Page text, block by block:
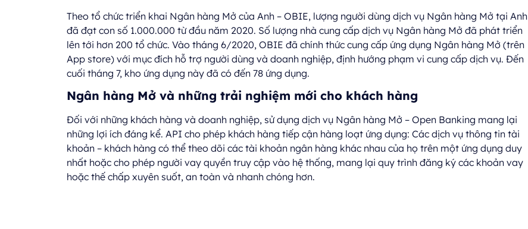
Theo tổ chức triển khai Ngân hàng Mở của Anh – OBIE, lượng người dùng dịch vụ Ngân hàng Mở tại Anh
đã đạt con số 1.000.000 từ đầu năm 2020. Số lượng nhà cung cấp dịch vụ Ngân hàng Mở đã phát triển
lên tới hơn 200 tổ chức. Vào tháng 6/2020, OBIE đã chính thức cung cấp ứng dụng Ngân hàng Mở (trên
App store) với mục đích hỗ trợ người dùng và doanh nghiệp, định hướng phạm vi cung cấp dịch vụ. Đến
cuối tháng 7, kho ứng dụng này đã có đến 78 ứng dụng.
Ngân hàng Mở và những trải nghiệm mới cho khách hàng
Đối với những khách hàng và doanh nghiệp, sử dụng dịch vụ Ngân hàng Mở – Open Banking mang lại
những lợi ích đáng kể. API cho phép khách hàng tiếp cận hàng loạt ứng dụng: Các dịch vụ thông tin tài
khoản – khách hàng có thể theo dõi các tài khoản ngân hàng khác nhau của họ trên một ứng dụng duy
nhất hoặc cho phép người vay quyền truy cập vào hệ thống, mang lại quy trình đăng ký các khoản vay
hoặc thế chấp xuyên suốt, an toàn và nhanh chóng hơn.